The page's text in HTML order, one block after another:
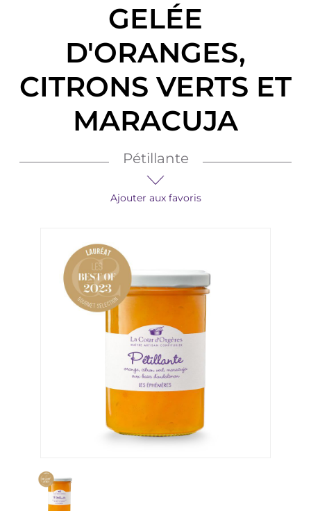
GELÉE
D'ORANGES,
CITRONS VERTS ET
MARACUJA
Pétillante
Ajouter aux favoris